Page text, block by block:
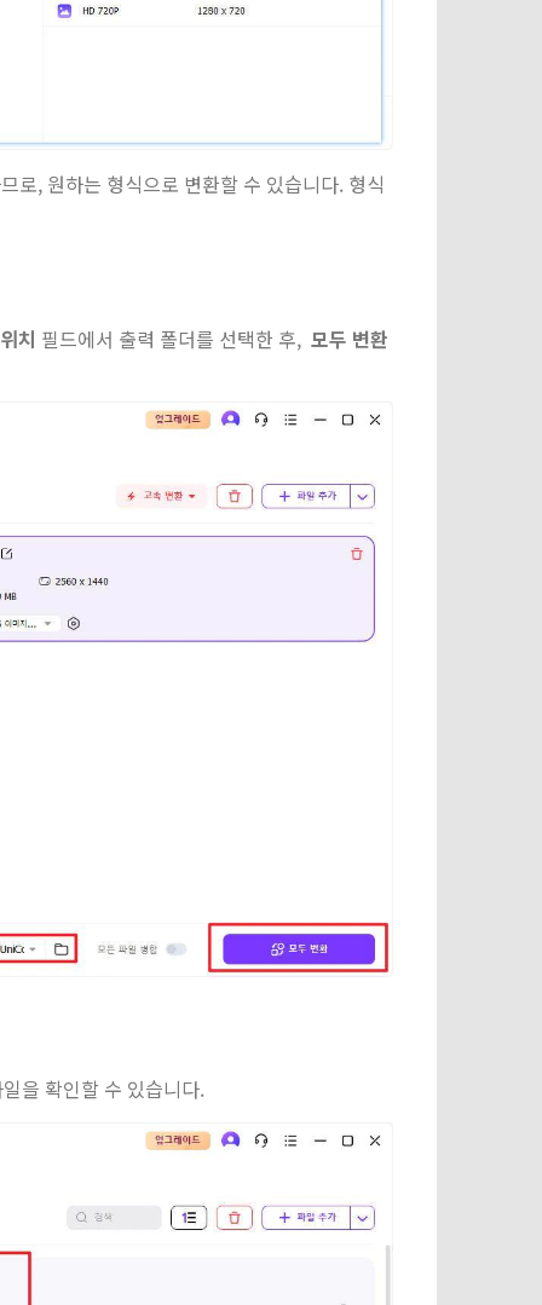
, 원하는 형식으로 변환할 수 있습니다. 형식
치 필드에서 출력 폴더를 선택한 후,모두 변환
을 확인할 수 있습니다.